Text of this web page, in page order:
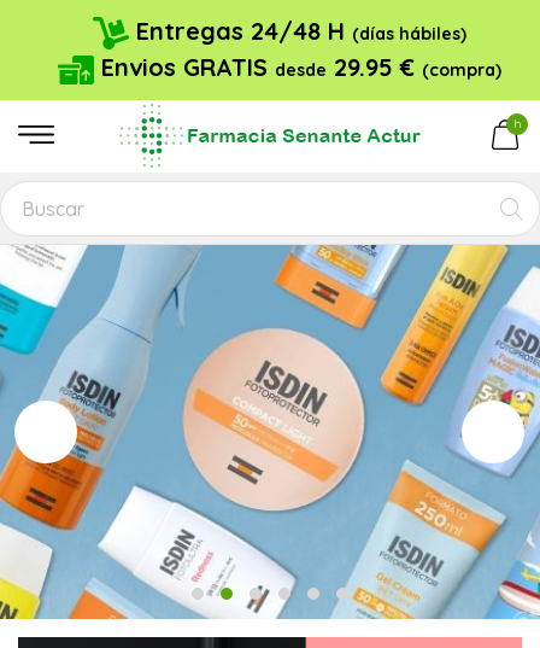
Entregas 24/48 H (días hábiles)
Envios GRATIS desde 29.95 € (compra)
h